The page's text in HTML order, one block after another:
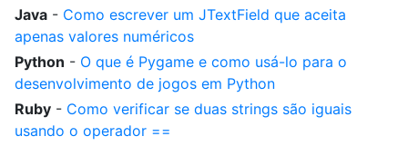
Java - Como escrever um JTextField que aceita
apenas valores numéricos
Python - O que é Pygame e como usá-lo para o
desenvolvimento de jogos em Python
Ruby - Como verificar se duas strings são iguais
usando o operador ==